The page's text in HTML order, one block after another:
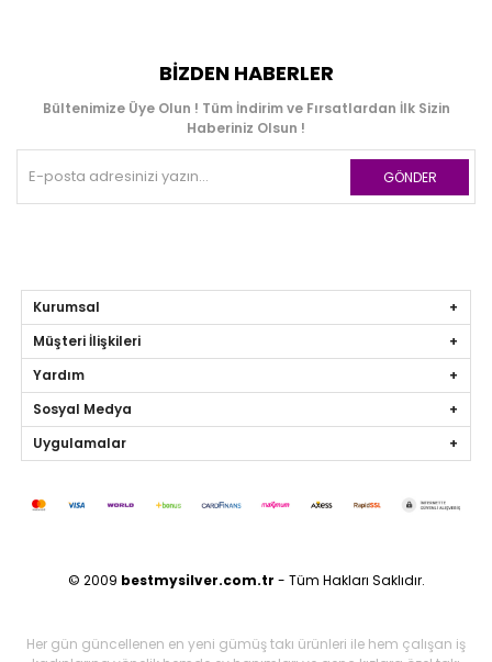
BIZDEN HABERLER
Bültenimize Üye Olun ! Tüm İndirim ve Fırsatlardan İlk Sizin
Haberiniz Olsun !
GÖNDER
Kurumsal
Müşteri İlişkileri
Yardım
Sosyal Medya
Uygulamalar
© 2009 bestmysilver.com.tr - Tüm Hakları Saklıdır.
Her gün güncellenen en yeni gümüş takı ürünleri ile hem çalışan iş